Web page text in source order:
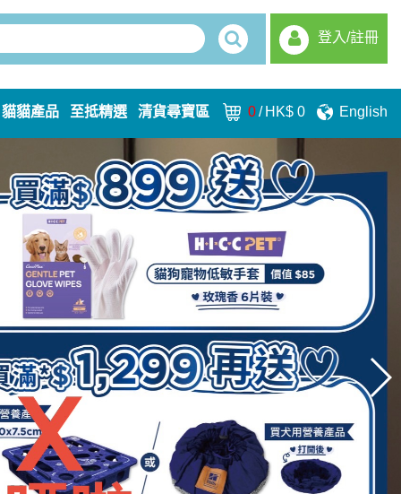
登入/註冊
貓貓產品 至抵精選 清貨尋寶區 0/ HK$ 0 English